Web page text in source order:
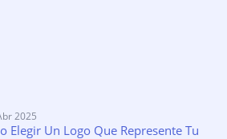
2025
Elegir Un Logo Que Represente Tu